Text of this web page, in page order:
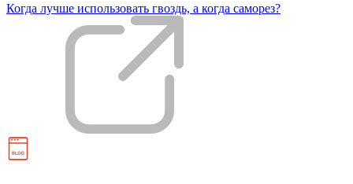
Когда лучше использовать гвоздь, а когда саморез?